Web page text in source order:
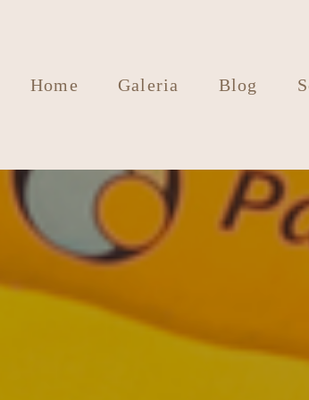
Home Galeria Blog